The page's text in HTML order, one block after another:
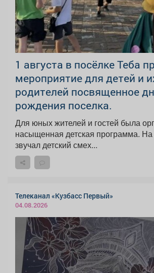
1 августа в посёлке Теба
мероприятие для детей и
родителей посвященное
рождения поселка.
Для юных жителей и гостей была
насыщенная детская программа.
звучал детский смех...
Телеканал «Кузбасс Первый»
04.08.2026